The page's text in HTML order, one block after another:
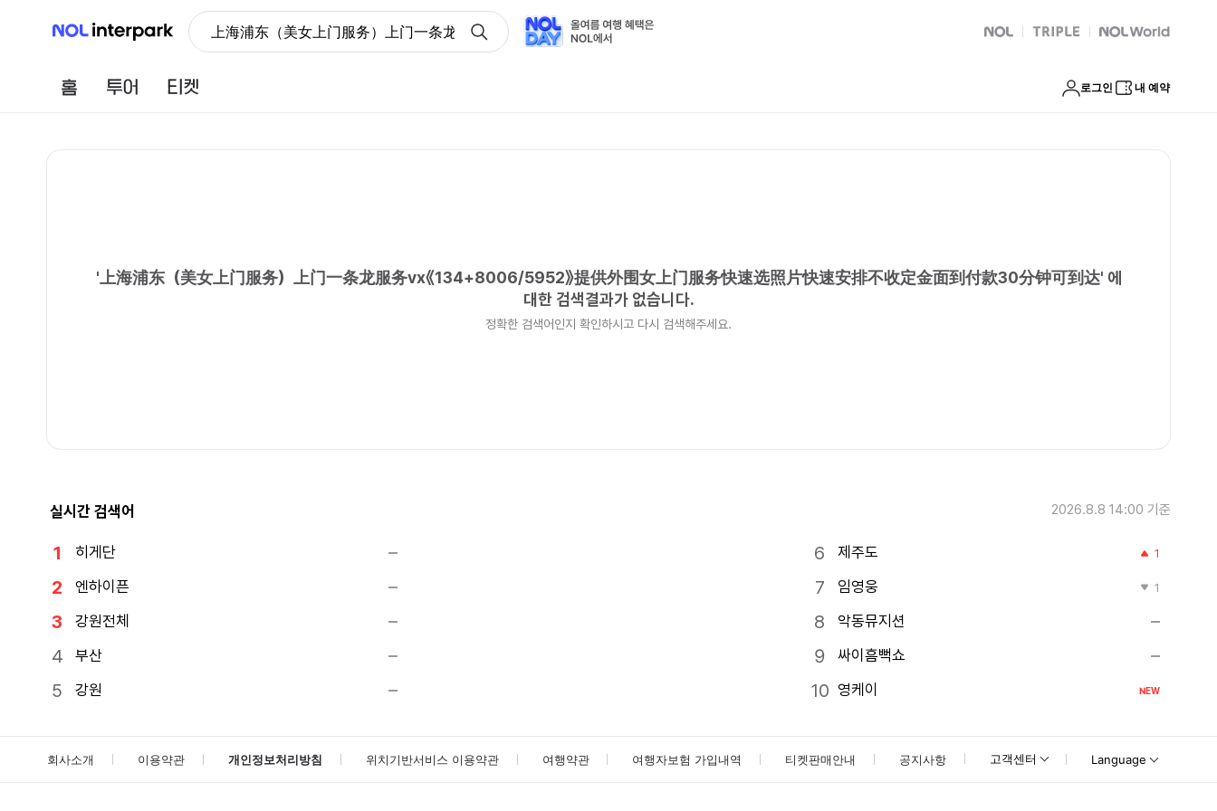
NOL 인터파크 上海浦东（美女上门服务）上门一条龙服务vx《134+8006/5952》提供外围女上门服务快速选照片快速安排不收定金面到付款30分钟可到达
NOL 트리플 Global Interpark
홈 투어 로그인 내 예약
' 上海浦东（美女上门服务）上门一条龙服务vx《134+8006/5952》提供外围女上门服务快速选照片快速安排不收定金面到付款30分钟可到达' 에
대한 검색결과가 없습니다.
정확한 검색어인지 확인하시고 다시 검색해주세요.
실시간 검색어 2026.8.8 14:00 기준
히게단
엔하이픈
강원전체
부산
강원
제주도 1
임영웅 1
악동뮤지션
싸이흠뻑쇼
영케이
NEW
회사소개 이용약관 개인정보처리방침 위치기반서비스 이용약관 여행약관 여행자보험 가입내역 티켓판매안내 공지사항 고객센터 Language